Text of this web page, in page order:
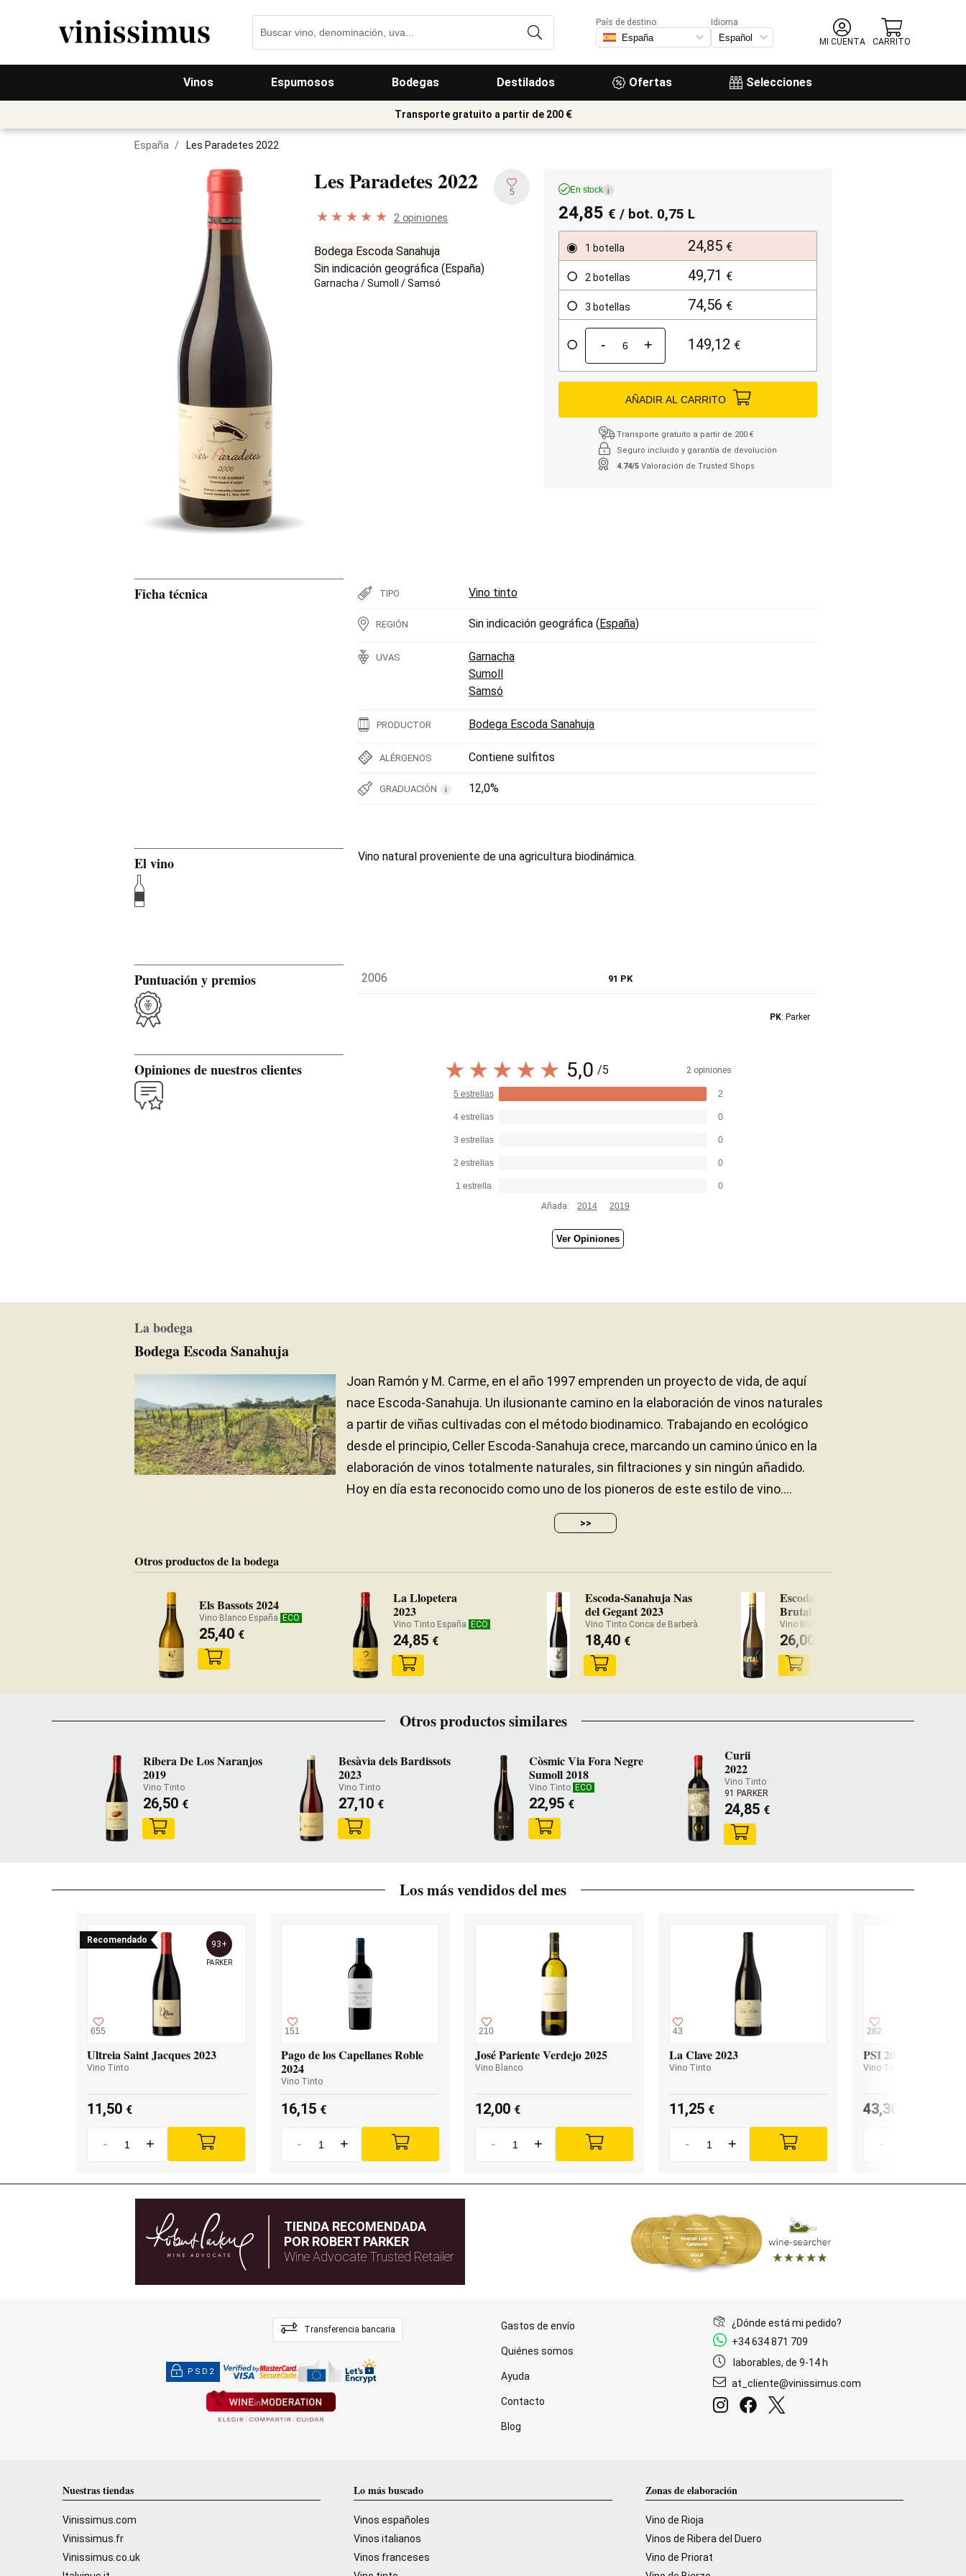
Vinos Espumosos Bodegas Destilados Ofertas Selecciones
País de destino:
Idioma
MI CUENTA
CARRITO
Transporte gratuito a partir de 200 €
España / Les Paradetes 2022
Les Paradetes2022 5
2 opiniones
Bodega Escoda Sanahuja
Sin indicación geográfica (España)
Garnacha /Sumoll /Samsó
En stock i
24,85 € / bot. 0,75 L
1 botella 24,85 €
2 botellas 49,71 €
3 botellas 74,56 €
- + 149,12 €
AÑADIR AL CARRITO
Transporte gratuito a partir de 200 €
Seguro incluido y garantía de devolución
4.74/5 Valoración de Trusted Shops
Ficha técnica TIPO Vino tinto
REGIÓN Sin indicación geográfica (España)
UVAS
Garnacha
Sumoll
Samsó
PRODUCTOR Bodega Escoda Sanahuja
ALÉRGENOS Contiene sulfitos
GRADUACIÓN i 12,0%
El vino Vino natural proveniente de una agricultura biodinámica.
Puntuación y premios 2006 91 PK
PK: Parker
Opiniones de nuestros clientes 5,0 /5 2 opiniones
5 estrellas 2
4 estrellas 0
3 estrellas 0
2 estrellas 0
1 estrella
0
Añada:
2014 2019
Ver Opiniones
La bodega
Bodega Escoda Sanahuja
Joan Ramón y M. Carme, en el año 1997 emprenden un proyecto de vida, de aquí
nace Escoda-Sanahuja. Un ilusionante camino en la elaboración de vinos naturales
a partir de viñas cultivadas con el método biodinamico. Trabajando en ecológico
desde el principio, Celler Escoda-Sanahuja crece, marcando un camino único en la
elaboración de vinos totalmente naturales, sin filtraciones y sin ningún añadido.
Hoy en día esta reconocido como uno de los pioneros de este estilo de vino....
>>
Otros productos de la bodega
Els Bassots 2024
Vino Blanco España ECO
25,40 €
La Llopetera
2023
Vino Tinto España ECO
24,85 €
Escoda-Sanahuja Nas
del Gegant 2023
Vino Tinto Conca de Barberà
18,40 €
Escoda-Sanahuja
Brutal Blanco 2023
Vino Blanco Conca de Barberà
26,00
Otros productos similares
Ribera De Los Naranjos
2019
Vino Tinto
26,50 €
Besàvia dels Bardissots
2023
Vino Tinto
27,10 €
Còsmic Via Fora Negre
Sumoll 2018
Vino Tinto ECO
22,95 €
Curii
2022
Vino Tinto
91 PARKER
24,85 €
Los más vendidos del mes
Recomendado
655
93+
PARKER
Ultreia Saint Jacques 2023
Vino Tinto
11,50 €
- +
151
Pago de los Capellanes Roble
2024
Vino Tinto
16,15 €
- +
210
José Pariente Verdejo 2025
Vino Blanco
12,00 €
- +
43
La Clave 2023
Vino Tinto
11,25 €
- +
282
PSI 2023
Vino Tinto
43,30
-
TIENDA RECOMENDADA
POR ROBERT PARKER
Wine Advocate Trusted Retailer
Transferencia bancaria
PSD2
Gastos de envío
Quiénes somos
Ayuda
Contacto
Blog
¿Dónde está mi pedido?
+34 634 871 709
laborables, de 9-14 h
at_cliente@vinissimus.com
Nuestras tiendas
Vinissimus.com
Vinissimus.fr
Vinissimus.co.uk
Lo más buscado
Vinos españoles
Vinos italianos
Vinos franceses
Zonas de elaboración
Vino de Rioja
Vinos de Ribera del Duero
Vino de Priorat